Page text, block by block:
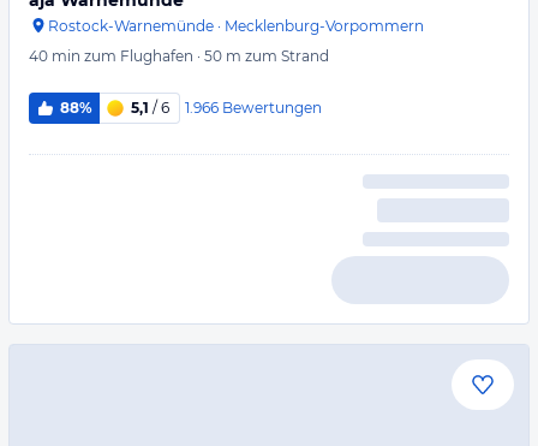
Rostock-Warnemünde · Mecklenburg-Vorpommern
40 min zum Flughafen · 50 m zum Strand
88% 5,1 / 6 1.966 Bewertungen